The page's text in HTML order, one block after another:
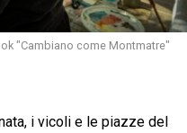
"Cambiano come Montmatre"
i vicoli e le piazze del